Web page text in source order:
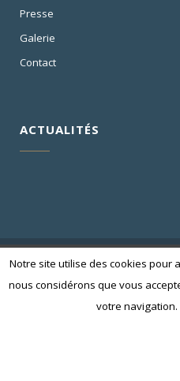
Presse
Galerie
Contact
ACTUALITÉS
©BOB&CO-Mentions
Notre site utilise des cookies pour
nous considérons que vous
votre navigation.